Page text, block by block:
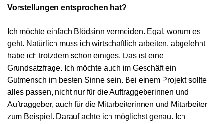
Vorstellungen entsprochen hat?
Ich möchte einfach Blödsinn vermeiden. Egal, worum es
geht. Natürlich muss ich wirtschaftlich arbeiten, abgelehnt
habe ich trotzdem schon einiges. Das ist eine
Grundsatzfrage. Ich möchte auch im Geschäft ein
Gutmensch im besten Sinne sein. Bei einem Projekt sollte
alles passen, nicht nur für die Auftraggeberinnen und
Auftraggeber, auch für die Mitarbeiterinnen und Mitarbeiter
zum Beispiel. Darauf achte ich möglichst genau. Ich